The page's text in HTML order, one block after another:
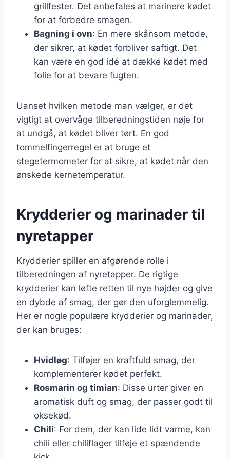
grillfester. Det anbefales at marinere kødet
for at forbedre smagen.
Bagning i ovn: En mere skånsom metode,
der sikrer, at kødet forbliver saftigt. Det
kan være en god idé at dække kødet med
folie for at bevare fugten.
Uanset hvilken metode man vælger, er det
vigtigt at overvåge tilberedningstiden nøje for
at undgå, at kødet bliver tørt. En god
tommelfingerregel er at bruge et
stegetermometer for at sikre, at kødet når den
ønskede kernetemperatur.
Krydderier og marinader til
nyretapper
Krydderier spiller en afgørende rolle i
tilberedningen af nyretapper. De rigtige
krydderier kan løfte retten til nye højder og give
en dybde af smag, der gør den uforglemmelig.
Her er nogle populære krydderier og marinader,
der kan bruges:
Hvidløg: Tilføjer en kraftfuld smag, der
komplementerer kødet perfekt.
Rosmarin og timian: Disse urter giver en
aromatisk duft og smag, der passer godt til
oksekød.
Chili: For dem, der kan lide lidt varme, kan
chili eller chiliflager tilføje et spændende